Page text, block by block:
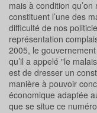
mais à condition
constituent l’une des
difficulté de nos
représentation
2005, le
qu’il a appelé "le
est de dresser un
manière à pouvoir
économique adaptée
que se situe ce